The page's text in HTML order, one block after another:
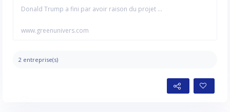
Donald Trump a fini par avoir raison du projet ...
www.greenunivers.com
2 entreprise(s)